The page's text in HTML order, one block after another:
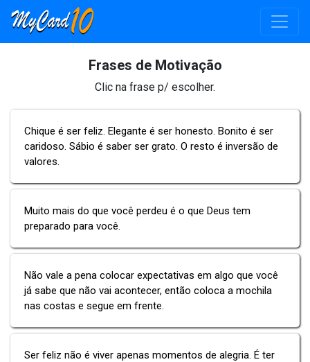
Frases de Motivação
Clic na frase p/ escolher.
Chique é ser feliz. Elegante é ser honesto. Bonito é ser
caridoso. Sábio é saber ser grato. O resto é inversão de
valores.
Muito mais do que você perdeu é o que Deus tem
preparado para você.
Não vale a pena colocar expectativas em algo que você
já sabe que não vai acontecer, então coloca a mochila
nas costas e segue em frente.
Ser feliz não é viver apenas momentos de alegria. É ter